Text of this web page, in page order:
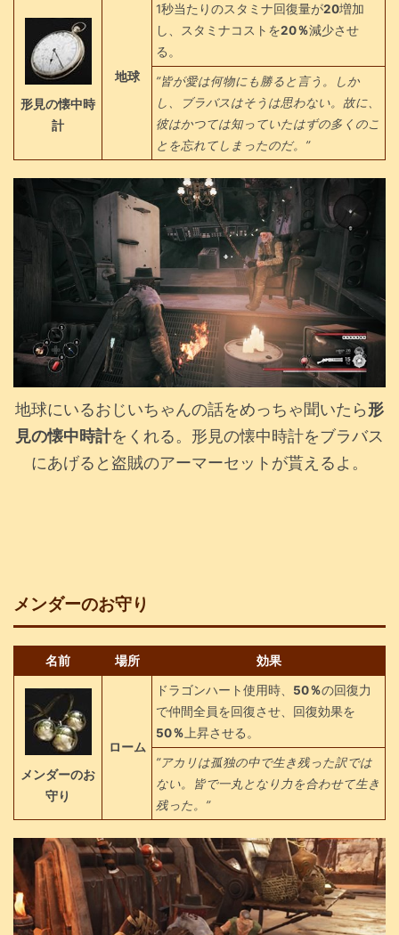
形見の懐中時
計
地球
1秒当たりのスタミナ回復量が20増加
し、スタミナコストを20％減少させ
る。
”皆が愛は何物にも勝ると言う。しか
し、ブラバスはそうは思わない。故に、
彼はかつては知っていたはずの多くのこ
とを忘れてしまったのだ。”
地球にいるおじいちゃんの話をめっちゃ聞いたら形
見の懐中時計をくれる。形見の懐中時計をブラバス
にあげると盗賊のアーマーセットが貰えるよ。
メンダーのお守り
名前 場所 効果
メンダーのお
守り
ローム
ドラゴンハート使用時、 50％の回復力
で仲間全員を回復させ、回復効果を
50％上昇させる。
”アカリは孤独の中で生き残った訳では
ない。皆で一丸となり力を合わせて生き
残った。”